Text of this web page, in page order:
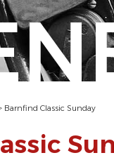
Barnfind Classic Sunday